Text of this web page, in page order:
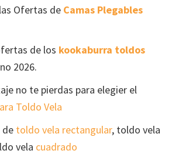
Ofertas de Camas Plegables
de los kookaburra toldos
2026.
no te pierdas para elegier el
Toldo Vela
de toldo vela rectangular, toldo vela
vela cuadrado